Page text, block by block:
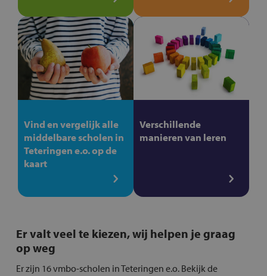
Vind en vergelijk alle
middelbare scholen in
Teteringen e.o. op de
kaart
Verschillende
manieren van leren
Er valt veel te kiezen, wij helpen je graag
op weg
Er zijn 16 vmbo-scholen in Teteringen e.o. Bekijk de